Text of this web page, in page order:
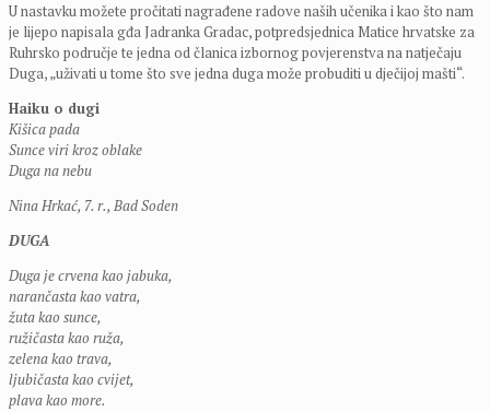
U nastavku možete pročitati nagrađene radove naših učenika i kao što nam
je lijepo napisala gđa Jadranka Gradac, potpredsjednica Matice hrvatske za
Ruhrsko područje te jedna od članica izbornog povjerenstva na natječaju
Duga, „uživati u tome što sve jedna duga može probuditi u dječijoj mašti“.
Haiku o dugi
Kišica pada
Sunce viri kroz oblake
Duga na nebu
Nina Hrkać, 7. r., Bad Soden
DUGA
Duga je crvena kao jabuka,
narančasta kao vatra,
žuta kao sunce,
ružičasta kao ruža,
zelena kao trava,
ljubičasta kao cvijet,
plava kao more.